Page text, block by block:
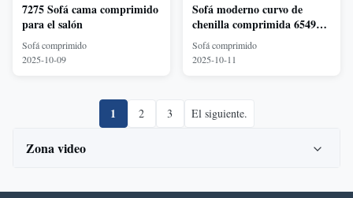
7275 Sofá cama comprimido
para el salón
Sofá comprimido
2025-10-09
Sofá moderno curvo de
chenilla comprimida 6549
para sala de estar
Sofá comprimido
2025-10-11
1 2 3 El siguiente.
Zona video
Todos los videos